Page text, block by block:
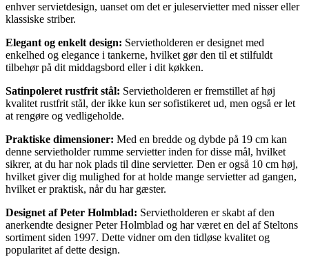
enhver servietdesign, uanset om det er juleservietter med nisser eller
klassiske striber.
Elegant og enkelt design: Servietholderen er designet med
enkelhed og elegance i tankerne, hvilket gør den til et stilfuldt
tilbehør på dit middagsbord eller i dit køkken.
Satinpoleret rustfrit stål: Servietholderen er fremstillet af høj
kvalitet rustfrit stål, der ikke kun ser sofistikeret ud, men også er let
at rengøre og vedligeholde.
Praktiske dimensioner: Med en bredde og dybde på 19 cm kan
denne servietholder rumme servietter inden for disse mål, hvilket
sikrer, at du har nok plads til dine servietter. Den er også 10 cm høj,
hvilket giver dig mulighed for at holde mange servietter ad gangen,
hvilket er praktisk, når du har gæster.
Designet af Peter Holmblad: Servietholderen er skabt af den
anerkendte designer Peter Holmblad og har været en del af Steltons
sortiment siden 1997. Dette vidner om den tidløse kvalitet og
popularitet af dette design.